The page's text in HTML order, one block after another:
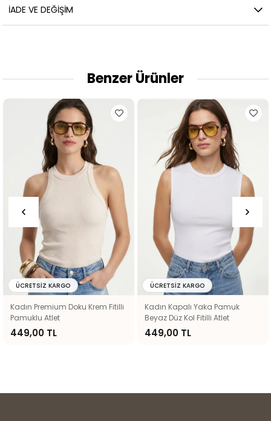
İADE VE DEĞIŞIM
Benzer Ürünler
Premium Doku Krem Fitilli
Atlet
TL
KARGO
Kadın Kapalı Yaka Pamuk
Beyaz Düz Kol Fitilli Atlet
449,00 TL
ÜCRETSIZ KARGO